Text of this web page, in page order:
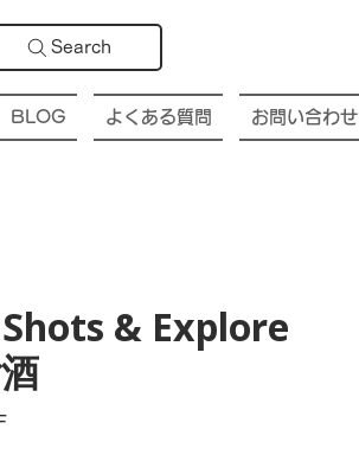
Search
BLOG よくある質問 お問い合わせ
& Explore